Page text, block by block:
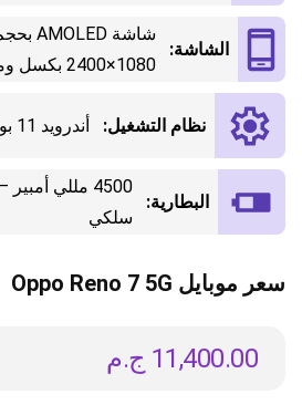
الشاشة:
1080×2400 بكسل ومعدل تحديث 90Hz
نظام التشغيل: أندرويد 11 بواجهة ColorOS 12
البطارية:
سلكي
سعر موبايل Oppo Reno 7 5G
ج.م 11,400.00